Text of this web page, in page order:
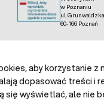
bezpośrednio
mniejsza od mocy
w Poznaniu
ul.
60-166 Poznań
aby korzystanie
dopasować treści i
się wyświetlać, ale nie